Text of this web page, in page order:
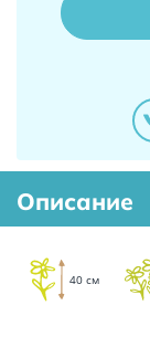
Описание
40 см